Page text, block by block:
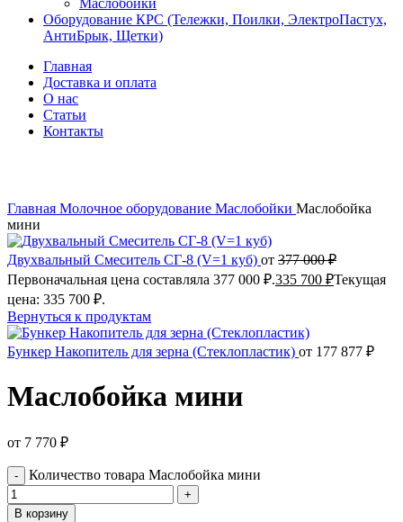
Оборудование КРС (Тележки, Поилки, ЭлектроПастух,
АнтиБрык, Щетки)
Главная
Доставка и оплата
О нас
Статьи
Контакты
Главная Молочное оборудование Маслобойки Маслобойка
мини
Двухвальный Смеситель СГ-8 (V=1 куб) от 377 000₽
Первоначальная цена составляла 377 000 ₽.335 700 ₽Текущая
цена: 335 700 ₽.
Вернуться к продуктам
Бункер Накопитель для зерна (Стеклопластик) от 177 877 ₽
Маслобойка мини
от 7 770 ₽
Количество товара Маслобойка мини
В корзину